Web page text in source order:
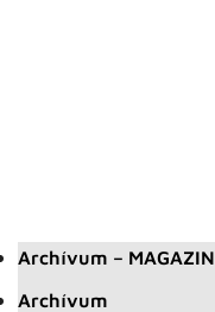
Archívum – MAGAZIN
Archívum